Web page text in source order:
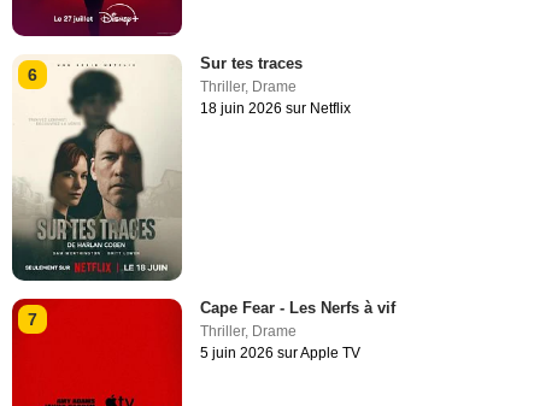
6
Sur tes traces
Thriller, Drame
18 juin 2026 sur Netflix
7
Cape Fear - Les Nerfs à vif
Thriller, Drame
5 juin 2026 sur Apple TV